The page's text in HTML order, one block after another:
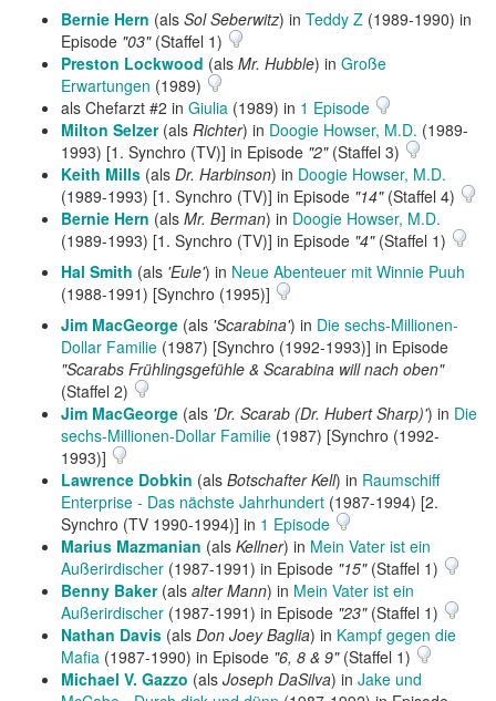
Bernie Hern (als Sol Seberwitz) in Teddy Z (1989-1990) in
Episode "03"(Staffel 1)
Preston Lockwood (als Mr. Hubble) in Große
Erwartungen (1989)
als Chefarzt #2 in Giulia (1989) in 1 Episode
Milton Selzer(als Richter) in Doogie Howser, M.D. (1989-
1993) [1. Synchro (TV)] in Episode "2"(Staffel 3)
Keith Mills (als Dr. Harbinson) in Doogie Howser, M.D.
(1989-1993) [1. Synchro (TV)] in Episode "14"(Staffel 4)
Bernie Hern (als Mr. Berman) in Doogie Howser, M.D.
(1989-1993) [1. Synchro (TV)] in Episode "4"(Staffel 1)
Hal Smith (als 'Eule') in Neue Abenteuer mit Winnie Puuh
(1988-1991) [Synchro (1995)]
Jim MacGeorge (als 'Scarabina') in Die sechs-Millionen-
Dollar Familie (1987) [Synchro (1992-1993)] in Episode
"Scarabs Frühlingsgefühle & Scarabina will nach oben"
(Staffel 2)
Jim MacGeorge (als 'Dr. Scarab (Dr. Hubert Sharp)') in Die
sechs-Millionen-Dollar Familie (1987) [Synchro (1992-
1993)]
Lawrence Dobkin (als Botschafter Kell) in Raumschiff
Enterprise - Das nächste Jahrhundert (1987-1994) [2.
Synchro (TV 1990-1994)] in 1 Episode
Marius Mazmanian (als Kellner) in Mein Vater ist ein
Außerirdischer (1987-1991) in Episode "15"(Staffel 1)
Benny Baker(als alter Mann) in Mein Vater ist ein
Außerirdischer (1987-1991) in Episode "23"(Staffel 1)
Nathan Davis (als Don Joey Baglia) in Kampf gegen die
Mafia (1987-1990) in Episode "6, 8 & 9"(Staffel 1)
Michael V. Gazzo (als Joseph DaSilva) in Jake und